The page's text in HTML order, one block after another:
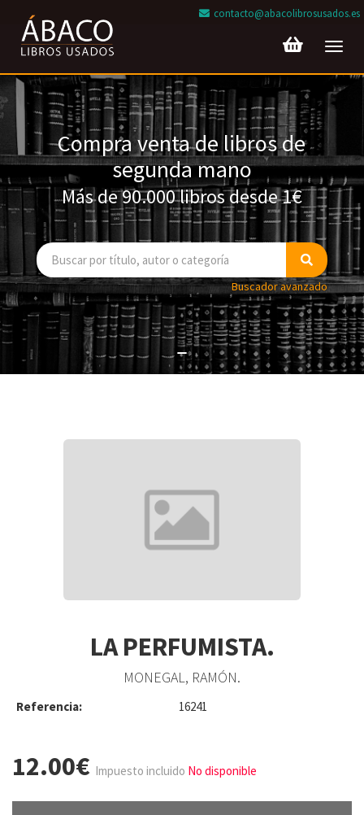
contacto@abacolibrosusados.es
Compra venta de libros de
segunda mano
Más de 90.000 libros desde 1€
Buscador avanzado
LA PERFUMISTA.
MONEGAL, RAMÓN.
Referencia: 16241
12.00€ Impuesto incluido No disponible